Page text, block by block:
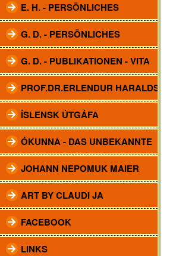
E. H. - PERSÖNLICHES
G. D. - PERSÖNLICHES
G. D. - PUBLIKATIONEN - VITA
PROF.DR.ERLENDUR HARALDSSON
ÍSLENSK ÚTGÁFA
ÓKUNNA - DAS UNBEKANNTE
JOHANN NEPOMUK MAIER
ART BY CLAUDI JA
FACEBOOK
LINKS